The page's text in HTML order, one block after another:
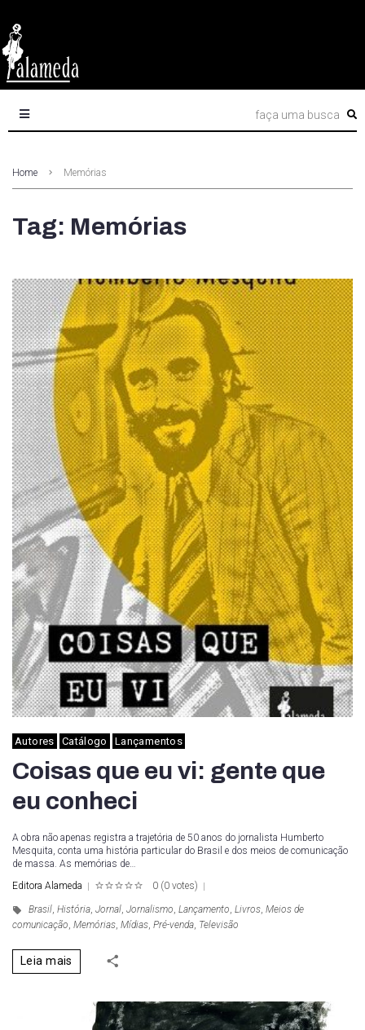
Home Memórias
Tag: Memórias
Autores Catálogo Lançamentos
Coisas que eu vi: gente que
eu conheci
A obra não apenas registra a trajetória de 50 anos do jornalista Humberto
Mesquita, conta uma história particular do Brasil e dos meios de comunicação
de massa. As memórias de…
Editora Alameda
0 (0 votes)
Brasil, História, Jornal, Jornalismo, Lançamento, Livros, Meios de
comunicação, Memórias, Mídias, Pré-venda, Televisão
Leia mais